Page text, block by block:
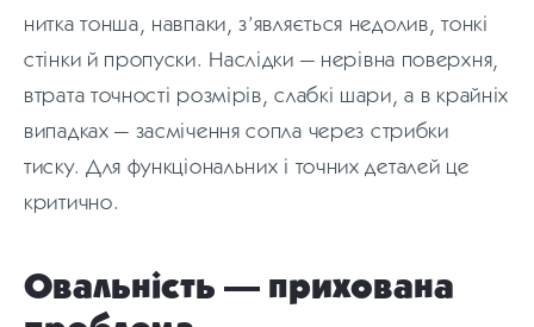
нитка тонша, навпаки, з’являється недолив, тонкі
стінки й пропуски. Наслідки — нерівна поверхня,
втрата точності розмірів, слабкі шари, а в крайніх
випадках — засмічення сопла через стрибки
тиску. Для функціональних і точних деталей це
критично.
Овальність — прихована